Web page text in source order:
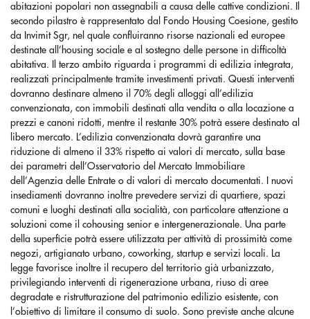
abitazioni popolari non assegnabili a causa delle cattive condizioni. Il
secondo pilastro è rappresentato dal Fondo Housing Coesione, gestito
da Invimit Sgr, nel quale confluiranno risorse nazionali ed europee
destinate all’housing sociale e al sostegno delle persone in difficoltà
abitativa. Il terzo ambito riguarda i programmi di edilizia integrata,
realizzati principalmente tramite investimenti privati. Questi interventi
dovranno destinare almeno il 70% degli alloggi all’edilizia
convenzionata, con immobili destinati alla vendita o alla locazione a
prezzi e canoni ridotti, mentre il restante 30% potrà essere destinato al
libero mercato. L’edilizia convenzionata dovrà garantire una
riduzione di almeno il 33% rispetto ai valori di mercato, sulla base
dei parametri dell’Osservatorio del Mercato Immobiliare
dell’Agenzia delle Entrate o di valori di mercato documentati. I nuovi
insediamenti dovranno inoltre prevedere servizi di quartiere, spazi
comuni e luoghi destinati alla socialità, con particolare attenzione a
soluzioni come il cohousing senior e intergenerazionale. Una parte
della superficie potrà essere utilizzata per attività di prossimità come
negozi, artigianato urbano, coworking, startup e servizi locali. La
legge favorisce inoltre il recupero del territorio già urbanizzato,
privilegiando interventi di rigenerazione urbana, riuso di aree
degradate e ristrutturazione del patrimonio edilizio esistente, con
l’obiettivo di limitare il consumo di suolo. Sono previste anche alcune